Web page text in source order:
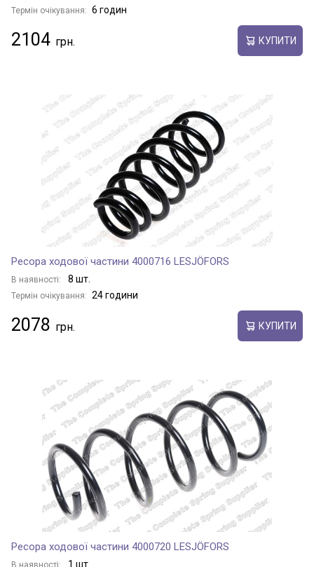
Термін очікування: 6 годин
2104 КУПИТИ
Ресора ходової частини 4000716 LESJÖFORS
В наявності: 8 шт.
Термін очікування: 24 години
2078 КУПИТИ
Ресора ходової частини 4000720 LESJÖFORS
В наявності: 1 шт.